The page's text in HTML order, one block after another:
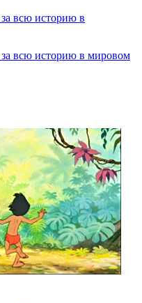
всю историю в
всю историю в мировом